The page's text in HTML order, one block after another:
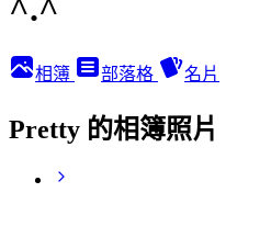
^.^
相簿 部落格 名片
Pretty 的相簿照片